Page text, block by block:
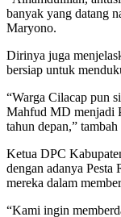
banyak yang datang
Maryono.
Dirinya juga
bersiap untuk
“Warga Cilacap pun
Mahfud MD menjadi
tahun depan,”
Ketua DPC
dengan adanya Pesta
mereka dalam
“Kami ingin